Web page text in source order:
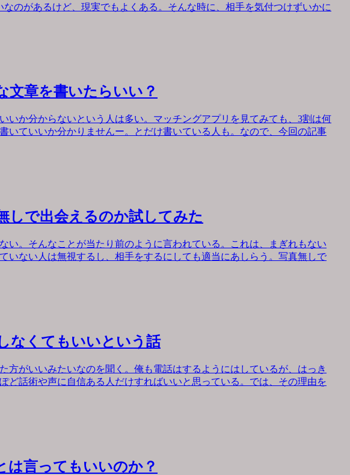
なのがあるけど、現実でもよくある。そんな時に、相手を気付つけずいかに
文章を書いたらいい？
いか分からないという人は多い。マッチングアプリを見てみても、3割は何
いていいか分かりませんー。とだけ書いている人も。なので、今回の記事
しで出会えるのか試してみた
い。そんなことが当たり前のように言われている。これは、まぎれもない
いない人は無視するし、相手をするにしても適当にあしらう。写真無しで
なくてもいいという話
方がいいみたいなのを聞く。俺も電話はするようにはしているが、はっき
ど話術や声に自信ある人だけすればいいと思っている。では、その理由を
は言ってもいいのか？